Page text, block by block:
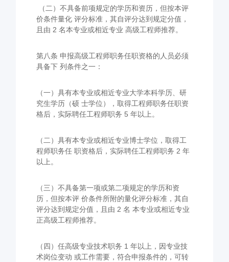
（二）不具备前项规定的学历和资历，但按本评
价条件量化 评分标准，其自评分达到规定分值，
且由 2 名本专业或相近专业 高级工程师推荐。
第八条 申报高级工程师职务任职资格的人员必须
具备下 列条件之一：
（一）具有本专业或相近专业大学本科学历、研
究生学历（硕 士学位），取得工程师职务任职资
格后，实际聘任工程师职务 5 年以上。
（二）具有本专业或相近专业博士学位，取得工
程师职务任 职资格后，实际聘任工程师职务 2 年
以上。
（三）不具备第一项或第二项规定的学历和资
历，但按本评 价条件所附的量化评分标准，其自
评分达到规定分值，且由 2 名 本专业或相近专业
正高级工程师推荐。
（四）任高级专业技术职务 1 年以上，因专业技
术岗位变动 或工作需要，符合申报条件的，可转